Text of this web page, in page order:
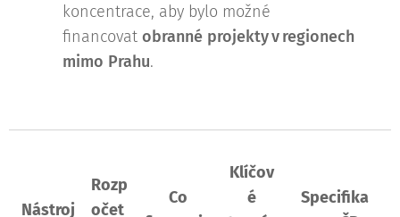
koncentrace, aby bylo možné
financovat obranné projekty v regionech
mimo Prahu.
Nástroj
Rozp
očet
Co
Klíčov
é
Specifika